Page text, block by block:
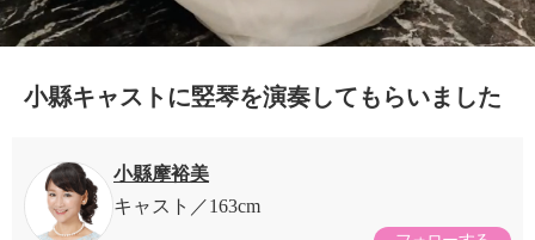
小縣キャストに竪琴を演奏してもらいました
小縣摩裕美
キャスト
163cm